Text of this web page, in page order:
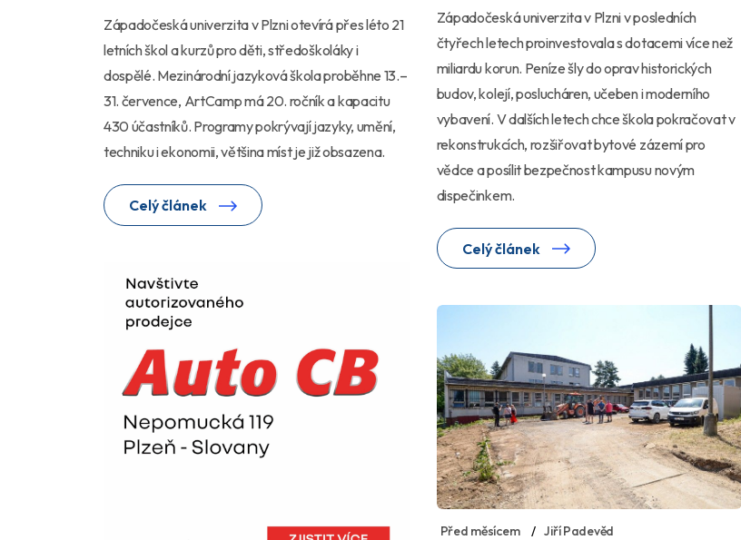
Západočeská univerzita v Plzni otevírá přes léto 21
letních škol a kurzů pro děti, středoškoláky i
dospělé. Mezinárodní jazyková škola proběhne 13.–
31. července, ArtCamp má 20. ročník a kapacitu
430 účastníků. Programy pokrývají jazyky, umění,
techniku i ekonomii, většina míst je již obsazena.
Celý článek
Západočeská univerzita v Plzni v posledních
čtyřech letech proinvestovala s dotacemi více než
miliardu korun. Peníze šly do oprav historických
budov, kolejí, poslucháren, učeben i moderního
vybavení. V dalších letech chce škola pokračovat v
rekonstrukcích, rozšiřovat bytové zázemí pro
vědce a posílit bezpečnost kampusu novým
dispečinkem.
Celý článek
Před měsícem Jiří Padevěd